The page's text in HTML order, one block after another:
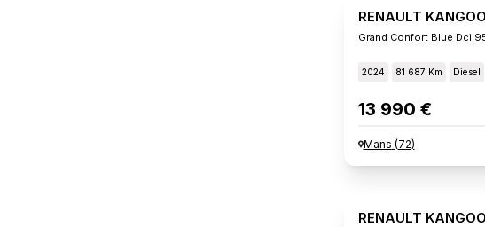
RENAULT KANGOO
Grand Confort Blue Dci
2024 81 687 Km Diesel
13 990 €
Mans (72)
RENAULT KANGOO